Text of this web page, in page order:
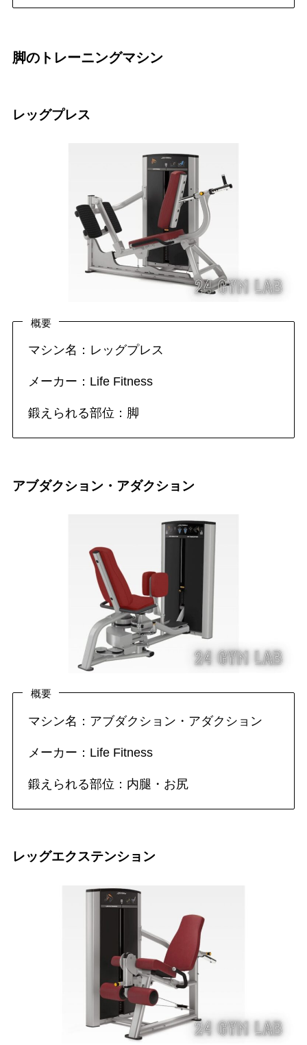
脚のトレーニングマシン
レッグプレス
概要
マシン名：レッグプレス
メーカー：Life Fitness
鍛えられる部位：脚
アブダクション・アダクション
概要
マシン名：アブダクション・アダクション
メーカー：Life Fitness
鍛えられる部位：内腿・お尻
レッグエクステンション